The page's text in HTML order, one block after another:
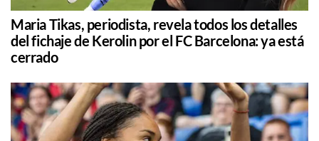
Maria Tikas, periodista, revela todos los detalles
del fichaje de Kerolin por el FC Barcelona: ya está
cerrado